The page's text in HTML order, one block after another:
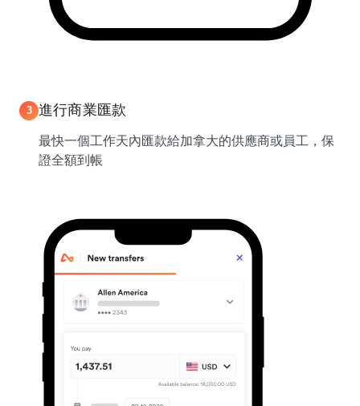
3 進行商業匯款
最快一個工作天內匯款給加拿大的供應商或員工，保
證全額到帳